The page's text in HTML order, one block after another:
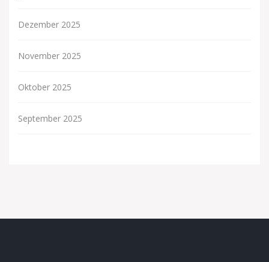
Dezember 2025
November 2025
Oktober 2025
September 2025